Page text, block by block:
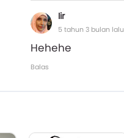
Iir
5 tahun 3 bulan lalu
Hehehe
Balas